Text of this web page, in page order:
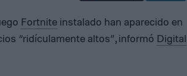
Fortnite instalado han aparecido en
“ridículamente altos”, informó Digital